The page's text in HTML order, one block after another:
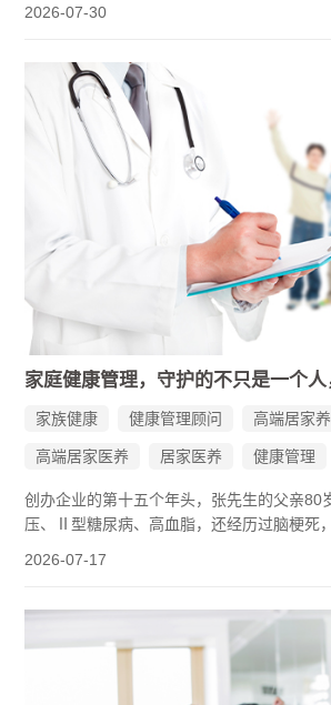
落到实处。
2026-07-30
家庭健康管理，守护的不只是一个
家族健康 健康管理顾问 高端居家
高端居家医养 居家医养 健康管理
创办企业的第十五个年头，张先生的父亲80
压、Ⅱ型糖尿病、高血脂，还经历过脑梗死
们不懂健康管理，没法督导老人按时按量服
各项指标。
这不是个例，许多企业家家庭都在面对类似
2026-07-17